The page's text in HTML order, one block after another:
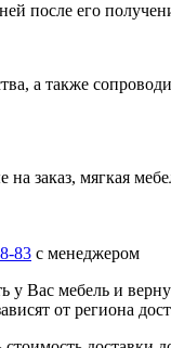
после его
а также
заказ, мягкая
83 с менеджером
мебель и
от региона